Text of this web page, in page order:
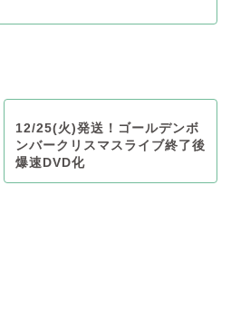
12/25(火)発送！ゴールデンボ
ンバークリスマスライブ終了後
爆速DVD化